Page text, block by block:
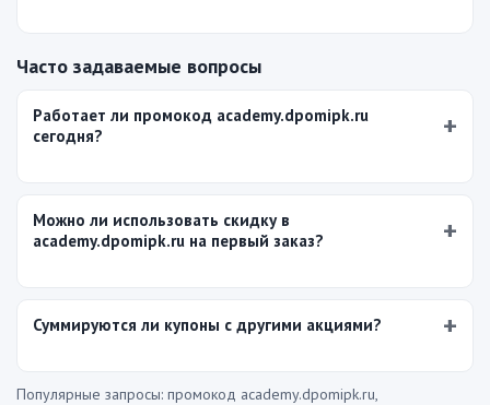
Часто задаваемые вопросы
Работает ли промокод academy.dpomipk.ru
сегодня?
Можно ли использовать скидку в
academy.dpomipk.ru на первый заказ?
Суммируются ли купоны с другими акциями?
Популярные запросы: промокод academy.dpomipk.ru,